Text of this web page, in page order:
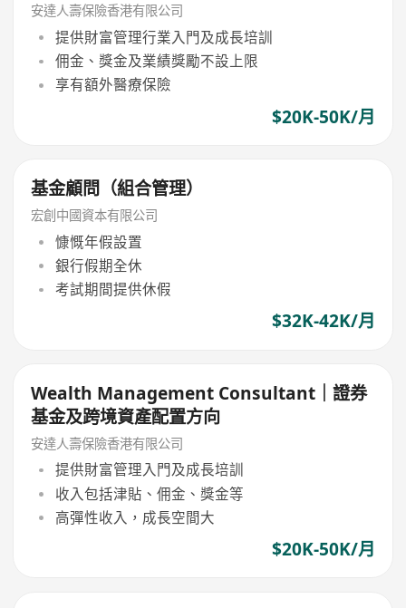
安達人壽保險香港有限公司
提供財富管理行業入門及成長培訓
佣金、獎金及業績獎勵不設上限
享有額外醫療保險
$20K-50K/月
基金顧問（組合管理）
宏創中國資本有限公司
慷慨年假設置
銀行假期全休
考試期間提供休假
$32K-42K/月
Wealth Management Consultant｜證券
基金及跨境資產配置方向
安達人壽保險香港有限公司
提供財富管理入門及成長培訓
收入包括津貼、佣金、獎金等
高彈性收入，成長空間大
$20K-50K/月